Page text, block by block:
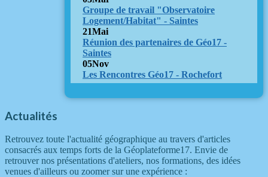
Groupe de travail "Observatoire
Logement/Habitat" - Saintes
21Mai
Réunion des partenaires de Géo17 -
Saintes
05Nov
Les Rencontres Géo17 - Rochefort
Actualités
Retrouvez toute l'actualité géographique au travers d'articles
consacrés aux temps forts de la Géoplateforme17. Envie de
retrouver nos présentations d'ateliers, nos formations, des idées
venues d'ailleurs ou zoomer sur une expérience :